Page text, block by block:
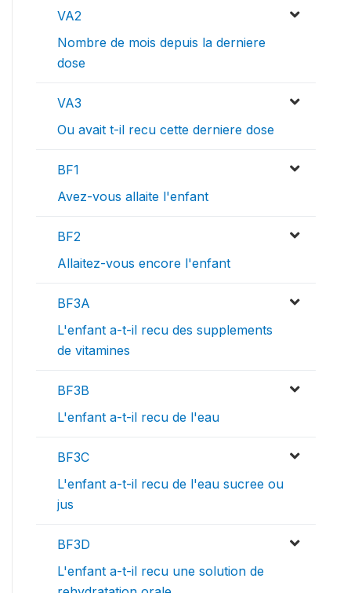
VA2
Nombre de mois depuis la derniere
dose
VA3
Ou avait t-il recu cette derniere dose
BF1
Avez-vous allaite l'enfant
BF2
Allaitez-vous encore l'enfant
BF3A
L'enfant a-t-il recu des supplements
de vitamines
BF3B
L'enfant a-t-il recu de l'eau
BF3C
L'enfant a-t-il recu de l'eau sucree ou
jus
BF3D
L'enfant a-t-il recu une solution de